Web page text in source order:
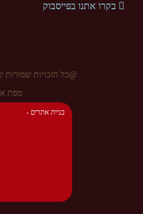
בקרו אתנו בפייסבוק
@כל הזכויות שמורות
מפת
- בניית אתרים